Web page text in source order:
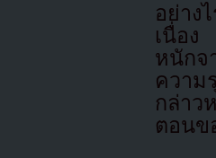
อย่าง
เนื่อง
หนักจ
ความ
กล่าว
ตอนข